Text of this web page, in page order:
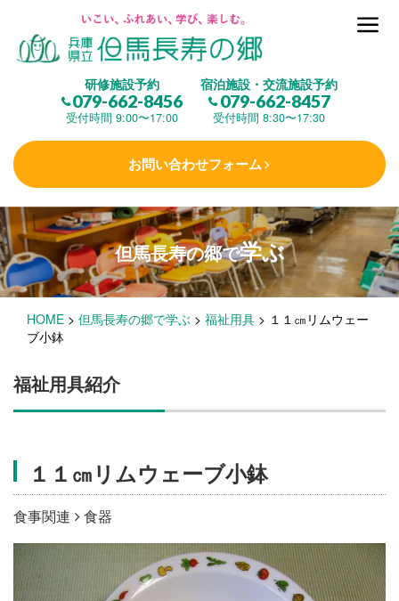
研修施設予約
079-662-8456
受付時間 9:00〜17:00
宿泊施設・交流施設予約
079-662-8457
受付時間 8:30〜17:30
お問い合わせフォーム
但馬長寿の郷とは
(研修施設)
楽しむ
学 ぶ(健康福祉)
泊まる(宿泊)
施設・料金
アクセス
但馬長寿の郷で学ぶ
HOME > 但馬長寿の郷で学ぶ > 福祉用具 > １１㎝リムウェー
ブ小鉢
福祉用具紹介
１１㎝リムウェーブ小鉢
食事関連 食器